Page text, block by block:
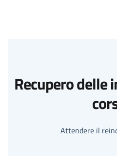
Recupero delle
Attendere il